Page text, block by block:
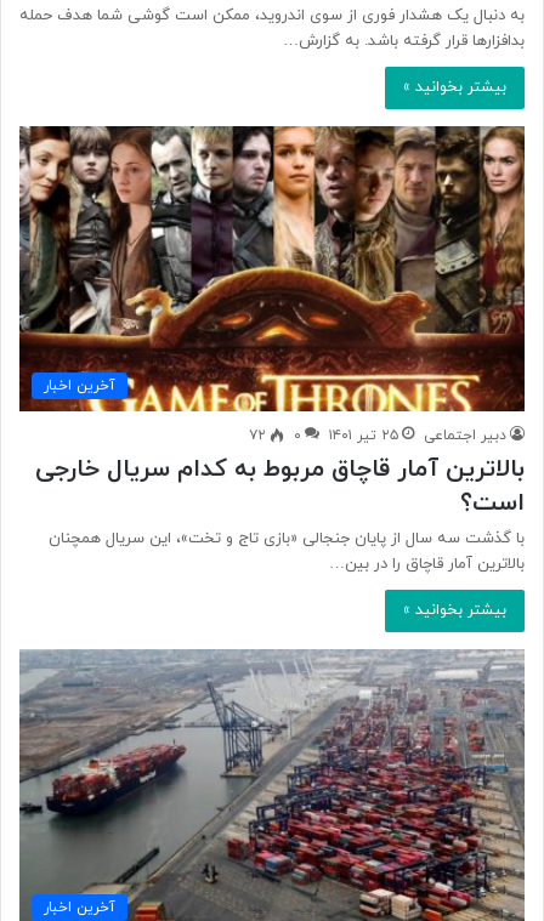
به دنبال یک هشدار فوری از سوی اندروید، ممکن است گوشی شما هدف حمله
بدافزارها قرار گرفته باشد. به گزارش…
بیشتر بخوانید »
آخرین اخبار
دبیر اجتماعی ۲۵ تیر ۱۴۰۱ ۰ ۷۲
بالاترین آمار قاچاق مربوط به کدام سریال خارجی
است؟
با گذشت سه سال از پایان جنجالی «بازی تاج و تخت»، این سریال همچنان
بالاترین آمار قاچاق را در بین…
بیشتر بخوانید »
آخرین اخبار